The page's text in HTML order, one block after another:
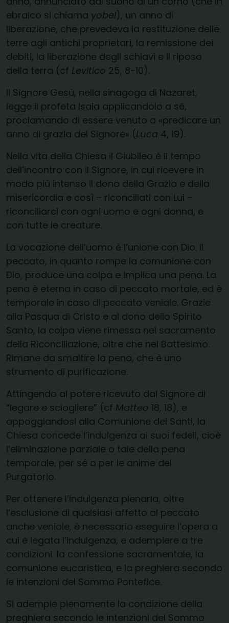
ebraico si chiama yobel), un anno di
liberazione, che prevedeva la restituzione delle
terre agli antichi proprietari, la remissione dei
debiti, la liberazione degli schiavi e il riposo
della terra (cf Levitico 25, 8-10).
Il Signore Gesù, nella sinagoga di Nazaret,
legge il profeta Isaia applicandolo a sé,
proclamando di essere venuto a «predicare un
anno di grazia del Signore» (Luca 4, 19).
Nella vita della Chiesa il Giubileo è il tempo
dell’incontro con il Signore, in cui ricevere in
modo più intenso il dono della Grazia e della
misericordia e così – riconciliati con Lui –
riconciliarci con ogni uomo e ogni donna, e
con tutte le creature.
La vocazione dell’uomo è l’unione con Dio. Il
peccato, in quanto rompe la comunione con
Dio, produce una colpa e implica una pena. La
pena è eterna in caso di peccato mortale, ed è
temporale in caso di peccato veniale. Grazie
alla Pasqua di Cristo e al dono dello Spirito
Santo, la colpa viene rimessa nel sacramento
della Riconciliazione, oltre che nel Battesimo.
Rimane da smaltire la pena, che è uno
strumento di purificazione.
Attingendo al potere ricevuto dal Signore di
“legare e sciogliere” (cf Matteo 18, 18), e
appoggiandosi alla Comunione dei Santi, la
Chiesa concede l’indulgenza ai suoi fedeli, cioè
l’eliminazione parziale o tale della pena
temporale, per sé o per le anime del
Purgatorio.
Per ottenere l’indulgenza plenaria, oltre
l’esclusione di qualsiasi affetto al peccato
anche veniale, è necessario eseguire l’opera a
cui è legata l’indulgenza, e adempiere a tre
condizioni: la confessione sacramentale, la
comunione eucaristica, e la preghiera secondo
le intenzioni del Sommo Pontefice.
Si adempie pienamente la condizione della
preghiera secondo le intenzioni del Sommo